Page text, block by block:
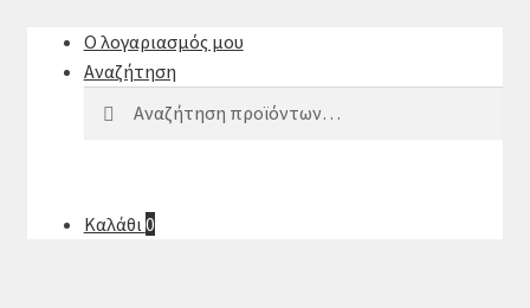
Ο λογαριασμός μου
Αναζήτηση
Καλάθι0